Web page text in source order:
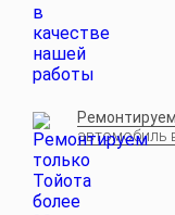
автомобиль